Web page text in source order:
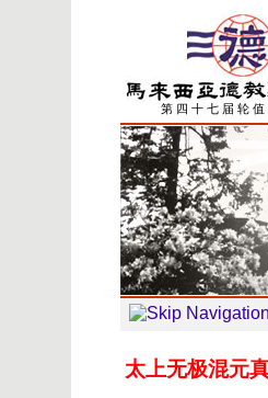
第 四 十 七 届 轮 值
太上无极混元